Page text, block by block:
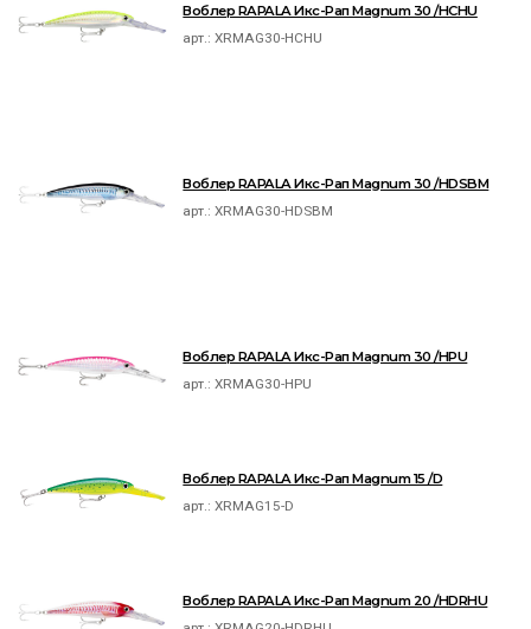
Воблер RAPALA Икс-Рап Magnum 30 /HCHU
арт.:XRMAG30-HCHU
Воблер RAPALA Икс-Рап Magnum 30 /HDSBM
арт.:XRMAG30-HDSBM
Воблер RAPALA Икс-Рап Magnum 30 /HPU
арт.:XRMAG30-HPU
Воблер RAPALA Икс-Рап Magnum 15 /D
арт.:XRMAG15-D
Воблер RAPALA Икс-Рап Magnum 20 /HDRHU